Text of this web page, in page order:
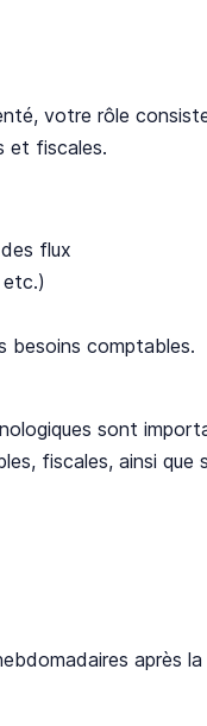
votre rôle
et fiscales.
flux
etc.)
besoins comptables.
sont
fiscales, ainsi que
après la